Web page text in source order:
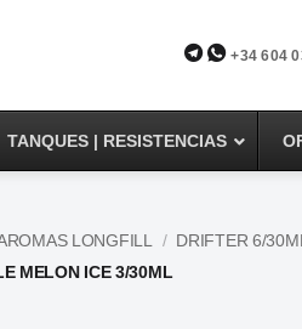
+34 604
TANQUES | RESISTENCIAS
LONGFILL / DRIFTER 6/
MELON ICE 3/30ML